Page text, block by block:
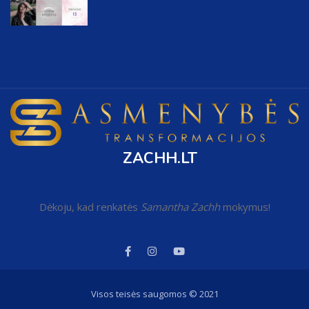
ZACHH.LT
Dėkoju, kad renkatės Samantha Zachh mokymus!
Visos teisės saugomos © 2021